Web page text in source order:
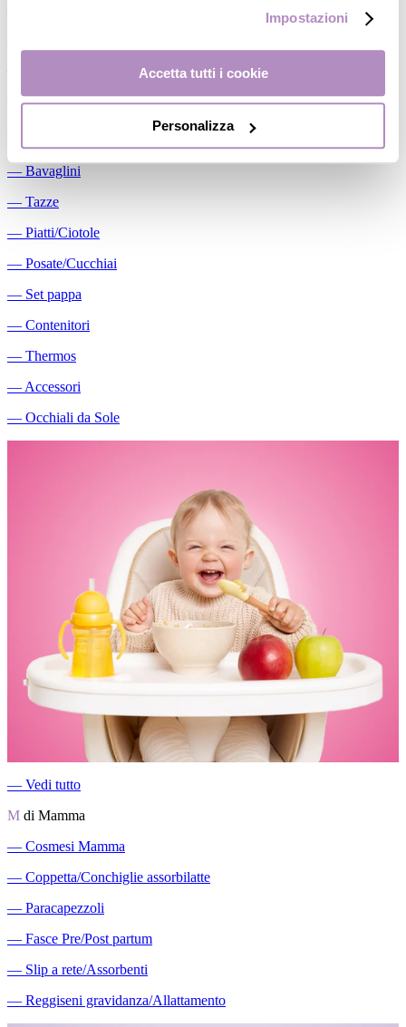
Impostazioni
Accetta tutti i cookie
Personalizza
Conservalatte Materno
―Massaggiagengive
― Bavaglini
― Tazze
― Piatti/Ciotole
― Posate/Cucchiai
― Set pappa
― Contenitori
― Thermos
― Accessori
― Occhiali da Sole
― Vedi tutto
M di Mamma
― Cosmesi Mamma
― Coppetta/Conchiglie assorbilatte
― Paracapezzoli
― Fasce Pre/Post partum
― Slip a rete/Assorbenti
― Reggiseni gravidanza/Allattamento